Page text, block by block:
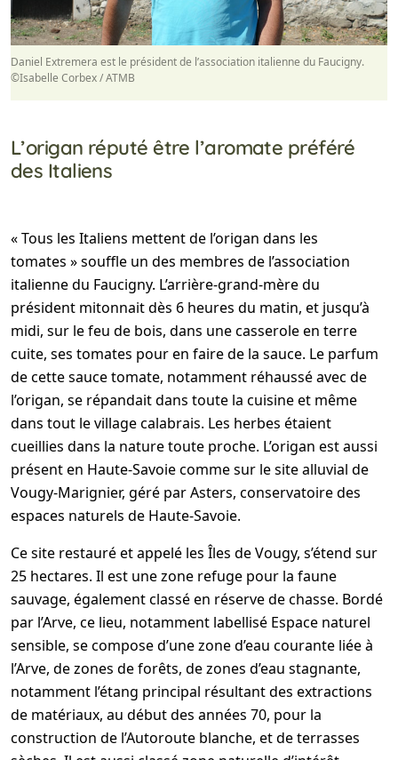
Daniel Extremera est le président de l’association italienne du Faucigny.
©Isabelle Corbex / ATMB
L’origan réputé être l’aromate préféré
des Italiens
« Tous les Italiens mettent de l’origan dans les
tomates » souffle un des membres de l’association
italienne du Faucigny. L’arrière-grand-mère du
président mitonnait dès 6 heures du matin, et jusqu’à
midi, sur le feu de bois, dans une casserole en terre
cuite, ses tomates pour en faire de la sauce. Le parfum
de cette sauce tomate, notamment réhaussé avec de
l’origan, se répandait dans toute la cuisine et même
dans tout le village calabrais. Les herbes étaient
cueillies dans la nature toute proche. L’origan est aussi
présent en Haute-Savoie comme sur le site alluvial de
Vougy-Marignier, géré par Asters, conservatoire des
espaces naturels de Haute-Savoie.
Ce site restauré et appelé les Îles de Vougy, s’étend sur
25 hectares. Il est une zone refuge pour la faune
sauvage, également classé en réserve de chasse. Bordé
par l’Arve, ce lieu, notamment labellisé Espace naturel
sensible, se compose d’une zone d’eau courante liée à
l’Arve, de zones de forêts, de zones d’eau stagnante,
notamment l’étang principal résultant des extractions
de matériaux, au début des années 70, pour la
construction de l’Autoroute blanche, et de terrasses